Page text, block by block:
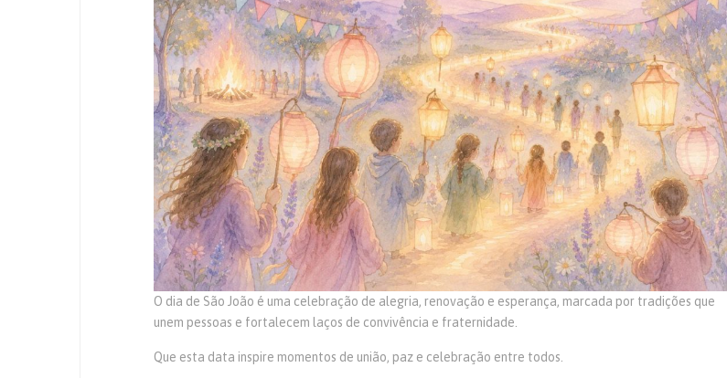
O dia de São João é uma celebração de alegria, renovação e esperança, marcada por tradições que
unem pessoas e fortalecem laços de convivência e fraternidade.
Que esta data inspire momentos de união, paz e celebração entre todos.